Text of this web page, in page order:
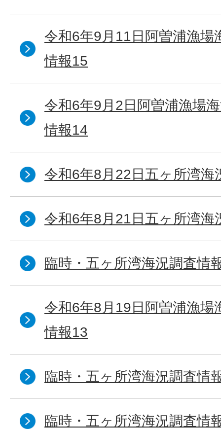
令和6年9月11日阿曽浦漁場
情報15
令和6年9月2日阿曽浦漁場
情報14
令和6年8月22日五ヶ所湾海
令和6年8月21日五ヶ所湾海
臨時・五ヶ所湾海況調査情
令和6年8月19日阿曽浦漁場
情報13
臨時・五ヶ所湾海況調査情
臨時・五ヶ所湾海況調査情